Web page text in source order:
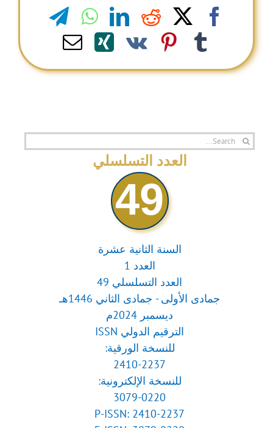
Facebook
X
Reddit
LinkedIn
Tumblr
Pinterest
Vk
Xing
Email
Search
العدد التسلسلي
49
السنة الثانية عشرة
العدد 1
العدد التسلسلي 49
جمادى الأولى - جمادى الثاني 1446هـ
ديسمبر 2024م
الترقيم الدولي ISSN
للنسخة الورقية:
2410-2237
للنسخة الإلكترونية:
3079-0220
P-ISSN: 2410-2237